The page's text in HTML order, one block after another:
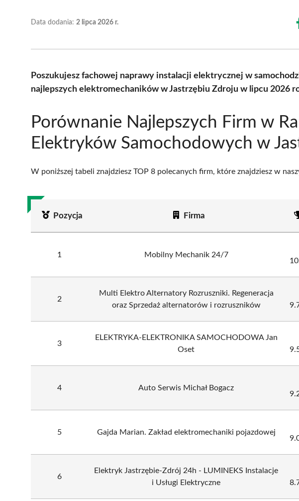
Data dodania: 2 lipca 2026 r.
Poszukujesz fachowej naprawy instalacji elektrycznej w
najlepszych elektromechaników w Jastrzębiu Zdroju w lipcu 2026
Porównanie Najlepszych Firm w
Elektryków Samochodowych w
W poniższej tabeli znajdziesz TOP 8 polecanych firm, które znajdziesz w
Pozycja Firma
1 Mobilny Mechanik 24/7
2
Multi Elektro Alternatory Rozruszniki. Regeneracja
oraz Sprzedaż alternatorów i rozruszników
3
ELEKTRYKA-ELEKTRONIKA SAMOCHODOWA Jan
Oset
4 Auto Serwis Michał Bogacz
5 Gajda Marian. Zakład elektromechaniki pojazdowej
6
Elektryk Jastrzębie-Zdrój 24h - LUMINEKS Instalacje
i Usługi Elektryczne